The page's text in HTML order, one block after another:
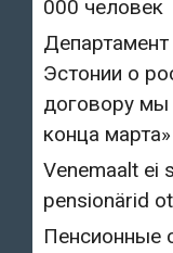
000 человек
Эстонии о
договору мы
конца марта»
Venemaalt ei
pensionärid
Пенсионные